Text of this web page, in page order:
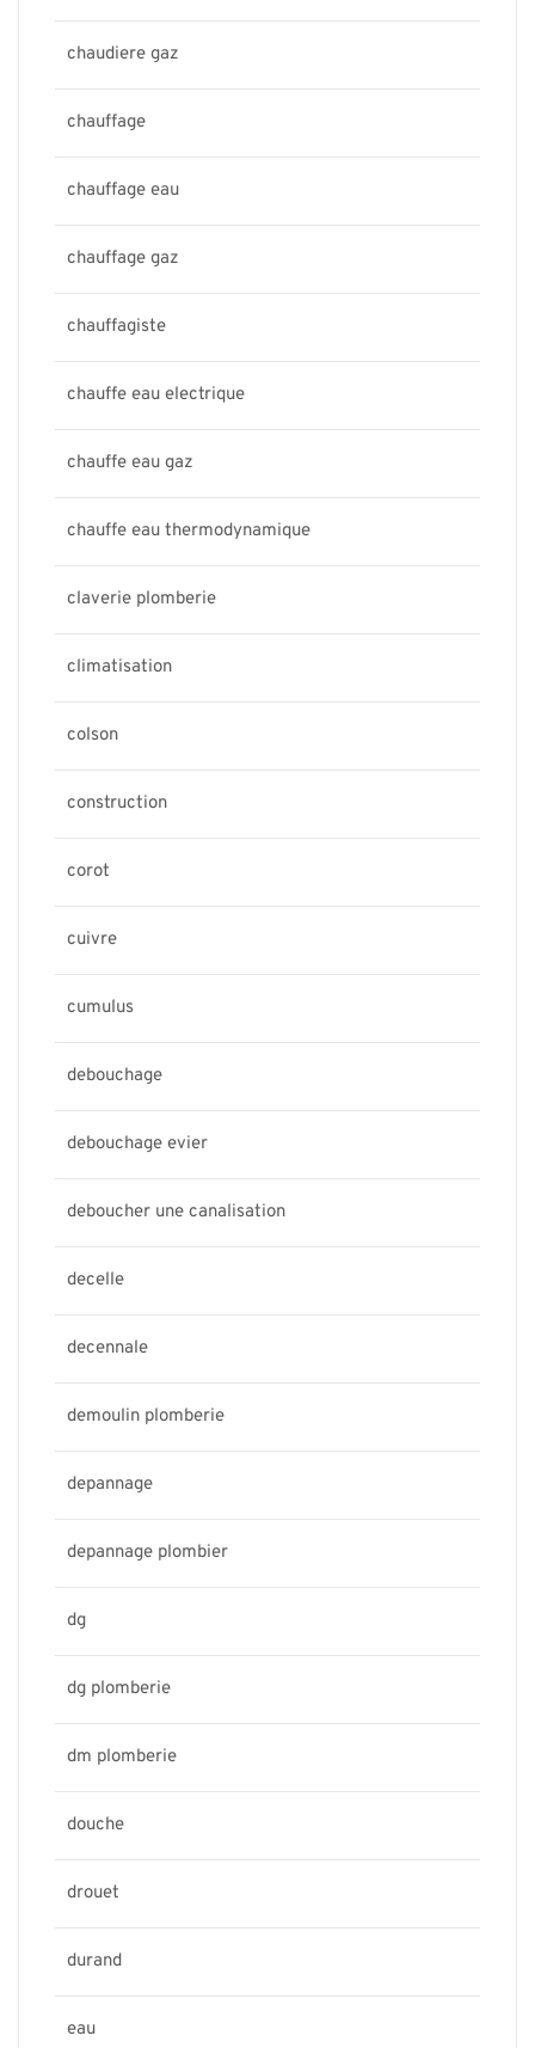
chaudiere gaz
chauffage
chauffage eau
chauffage gaz
chauffagiste
chauffe eau electrique
chauffe eau gaz
chauffe eau thermodynamique
claverie plomberie
climatisation
colson
construction
corot
cuivre
cumulus
debouchage
debouchage evier
deboucher une canalisation
decelle
decennale
demoulin plomberie
depannage
depannage plombier
dg
dg plomberie
dm plomberie
douche
drouet
durand
eau